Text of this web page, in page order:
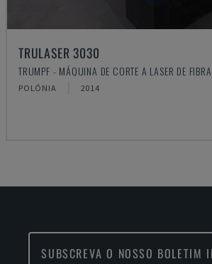
TRULASER 3030
TRUMPF - MÁQUINA DE CORTE A LASER DE FIBRA
POLÓNIA 2014
SUBSCREVA O NOSSO BOLETIM